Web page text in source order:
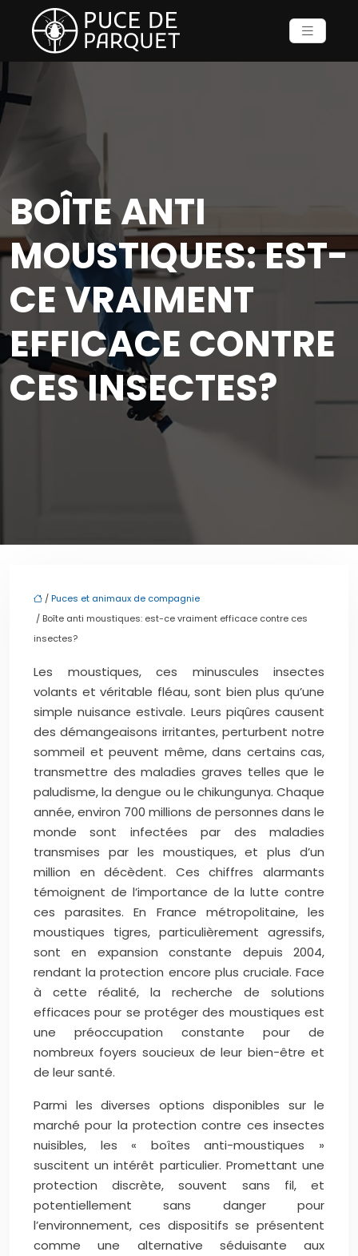
BOÎTE ANTI
MOUSTIQUES: EST-
CE VRAIMENT
EFFICACE CONTRE
CES INSECTES?
/Puces et animaux de compagnie
/ Boîte anti moustiques: est-ce vraiment efficace contre ces
insectes?
Les moustiques, ces minuscules insectes
volants et véritable fléau, sont bien plus qu’une
simple nuisance estivale. Leurs piqûres causent
des démangeaisons irritantes, perturbent notre
sommeil et peuvent même, dans certains cas,
transmettre des maladies graves telles que le
paludisme, la dengue ou le chikungunya. Chaque
année, environ 700 millions de personnes dans le
monde sont infectées par des maladies
transmises par les moustiques, et plus d’un
million en décèdent. Ces chiffres alarmants
témoignent de l’importance de la lutte contre
ces parasites. En France métropolitaine, les
moustiques tigres, particulièrement agressifs,
sont en expansion constante depuis 2004,
rendant la protection encore plus cruciale. Face
à cette réalité, la recherche de solutions
efficaces pour se protéger des moustiques est
une préoccupation constante pour de
nombreux foyers soucieux de leur bien-être et
de leur santé.
Parmi les diverses options disponibles sur le
marché pour la protection contre ces insectes
nuisibles, les « boîtes anti-moustiques »
suscitent un intérêt particulier. Promettant une
protection discrète, souvent sans fil, et
potentiellement sans danger pour
l’environnement, ces dispositifs se présentent
comme une alternative séduisante aux